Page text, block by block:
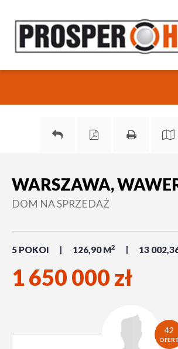
WARSZAWA,
DOM NA SPRZEDAŻ
5 POKOI 126,90 M2 13
1 650 000 zł
42